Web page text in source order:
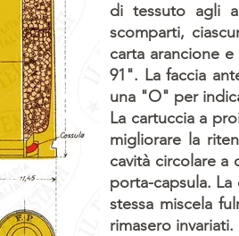
di tessuto agli
scomparti,
carta arancione
91". La faccia
una "O" per
La cartuccia a
migliorare la
cavità circolare a
porta-capsula.
stessa miscela
rimasero